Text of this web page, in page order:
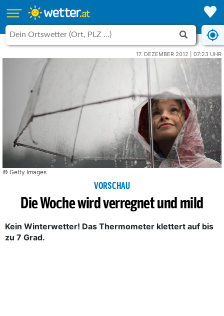
17. DEZEMBER 2012 | 07:23 UHR
© Getty Images
VORSCHAU
Die Woche wird verregnet und mild
Kein Winterwetter! Das Thermometer klettert auf bis
zu 7 Grad.